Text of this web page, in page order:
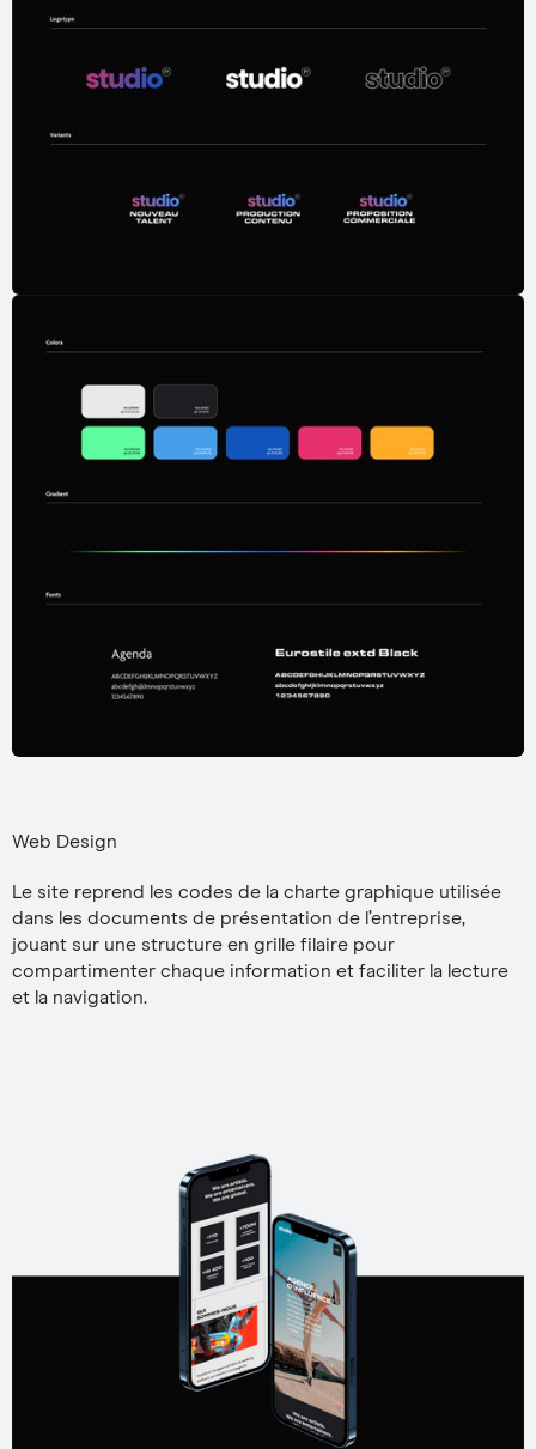
Web Design
Le site reprend les codes de la charte graphique utilisée
dans les documents de présentation de l’entreprise,
jouant sur une structure en grille filaire pour
compartimenter chaque information et faciliter la lecture
et la navigation.